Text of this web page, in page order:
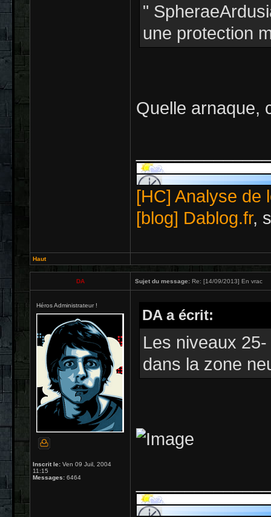
"
une protection
Quelle arnaque,
[HC] Analyse de
[blog] Dablog.fr,
Haut
DA Sujet du message: Re: [14/09/2013] En vrac
Héros Administrateur !
Inscrit le: Ven 09 Juil, 2004
11:15
Messages: 6464
DA a écrit:
Les niveaux
dans la zone